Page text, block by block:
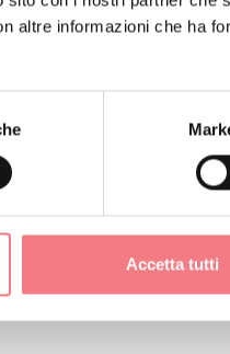
altre informazioni che ha
Accetta tutti